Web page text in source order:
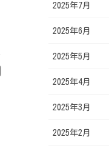
2025年7月
2025年6月
2025年5月
2025年4月
2025年3月
2025年2月